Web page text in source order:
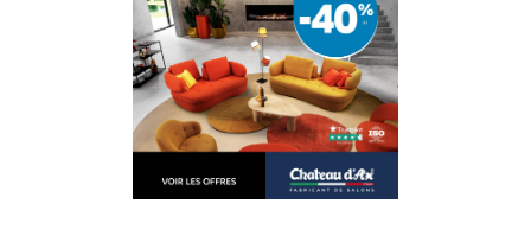
PERSONNALISER VOTRE CANAPÉ
Cliquez sur un élément du canapé dans la